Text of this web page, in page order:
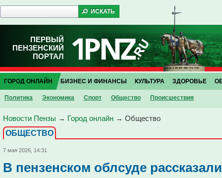
ПЕРВЫЙ
ПЕНЗЕНСКИЙ
ПОРТАЛ
ГОРОД ОНЛАЙН
Политика Экономика Спорт Общество Проиcшествия
БИЗНЕС И ФИНАНСЫ КУЛЬТУРА ЗДОРОВЬЕ
Новости Пензы → Город онлайн → Общество
ОБЩЕСТВО
7 мая 2026, 14:31
В пензенском облсуде